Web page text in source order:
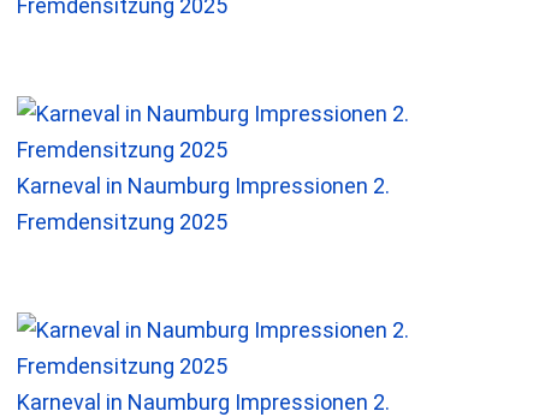
Karneval in Naumburg Impressionen 2.
Fremdensitzung 2025
Karneval in Naumburg Impressionen 2.